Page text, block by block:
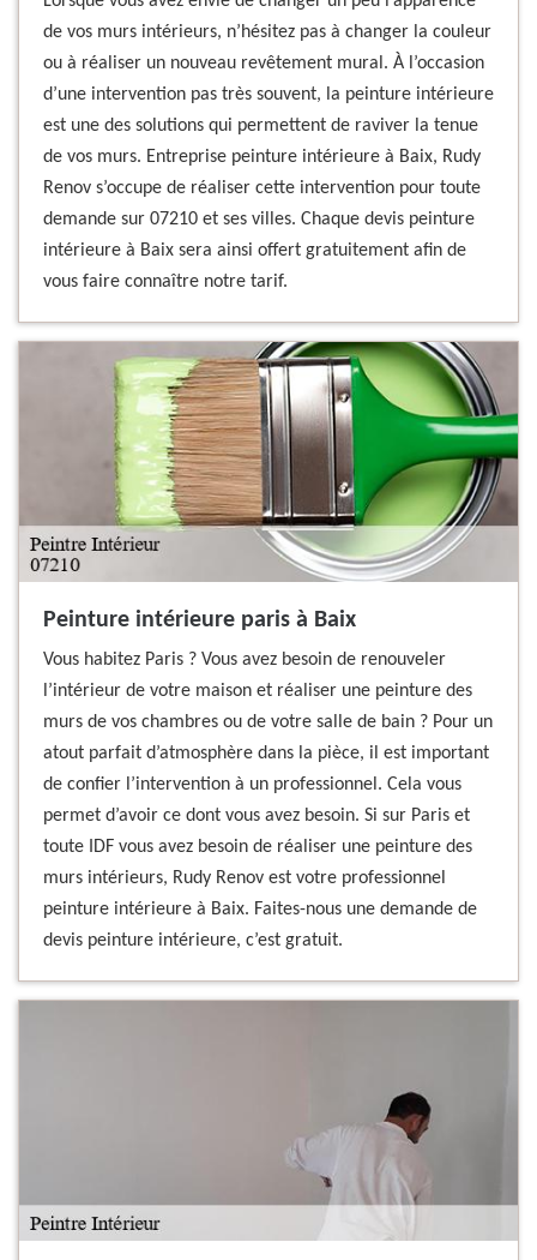
de vos murs intérieurs, n’hésitez pas à changer la couleur
ou à réaliser un nouveau revêtement mural. À l’occasion
d’une intervention pas très souvent, la peinture intérieure
est une des solutions qui permettent de raviver la tenue
de vos murs. Entreprise peinture intérieure à Baix, Rudy
Renov s’occupe de réaliser cette intervention pour toute
demande sur 07210 et ses villes. Chaque devis peinture
intérieure à Baix sera ainsi offert gratuitement afin de
vous faire connaître notre tarif.
Peinture intérieure paris à Baix
Vous habitez Paris ? Vous avez besoin de renouveler
l’intérieur de votre maison et réaliser une peinture des
murs de vos chambres ou de votre salle de bain ? Pour un
atout parfait d’atmosphère dans la pièce, il est important
de confier l’intervention à un professionnel. Cela vous
permet d’avoir ce dont vous avez besoin. Si sur Paris et
toute IDF vous avez besoin de réaliser une peinture des
murs intérieurs, Rudy Renov est votre professionnel
peinture intérieure à Baix. Faites-nous une demande de
devis peinture intérieure, c’est gratuit.